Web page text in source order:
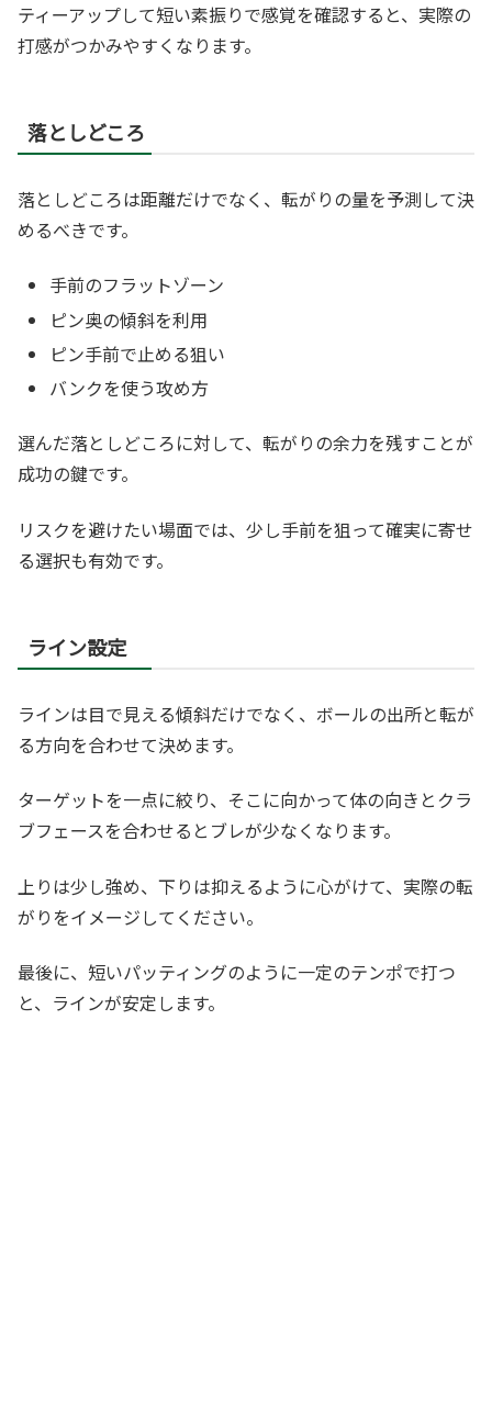
ティーアップして短い素振りで感覚を確認すると、実際の
打感がつかみやすくなります。
落としどころ
落としどころは距離だけでなく、転がりの量を予測して決
めるべきです。
手前のフラットゾーン
ピン奥の傾斜を利用
ピン手前で止める狙い
バンクを使う攻め方
選んだ落としどころに対して、転がりの余力を残すことが
成功の鍵です。
リスクを避けたい場面では、少し手前を狙って確実に寄せ
る選択も有効です。
ライン設定
ラインは目で見える傾斜だけでなく、ボールの出所と転が
る方向を合わせて決めます。
ターゲットを一点に絞り、そこに向かって体の向きとクラ
ブフェースを合わせるとブレが少なくなります。
上りは少し強め、下りは抑えるように心がけて、実際の転
がりをイメージしてください。
最後に、短いパッティングのように一定のテンポで打つ
と、ラインが安定します。